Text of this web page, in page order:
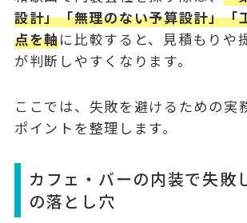
設計」「無理のない予算設計」「
点を軸に比較すると、見積もりや
が判断しやすくなります。
ここでは、失敗を避けるための実
ポイントを整理します。
カフェ・バーの内装で失敗
の落とし穴